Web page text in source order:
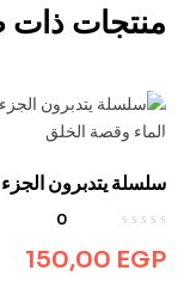
منتجات ذات
سلسلة يتدبرون الجزء
الماء وقصة الخلق
0
150,00 EGP